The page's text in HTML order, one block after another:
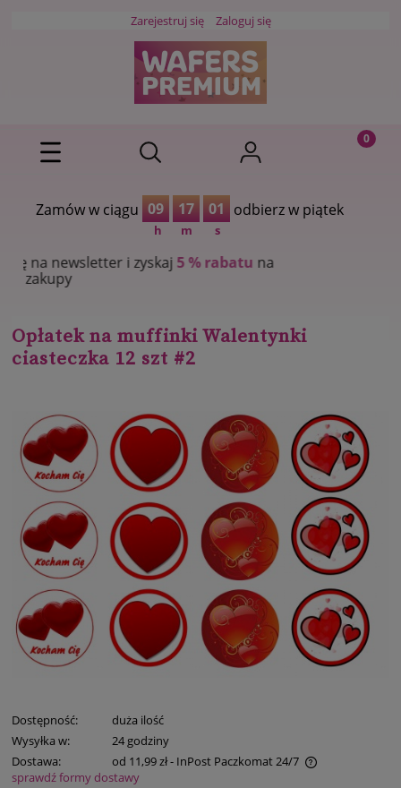
Zarejestruj się Zaloguj się
Zamów w ciągu 09
h
17
m
01
s
odbierz w piątek
i zyskaj5 % rabatuna
Opłatek na muffinki Walentynki
ciasteczka 12 szt #2
Dostępność:
duża ilość
Wysyłka w:
24 godziny
Dostawa:
od 11,99 zł- InPost Paczkomat 24/7
Cena nie zawiera ewentualnych kosztów płatności
sprawdź formy dostawy